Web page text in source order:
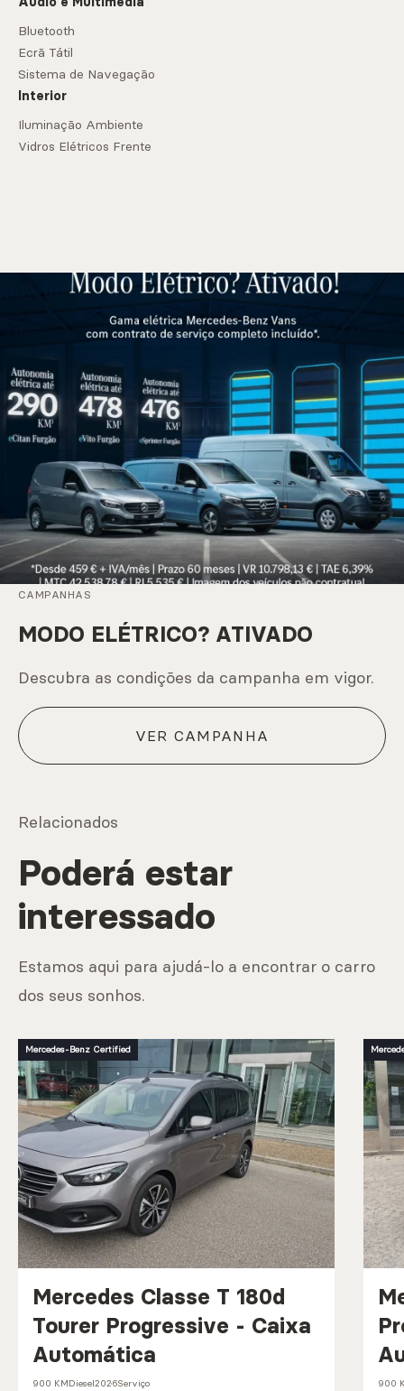
Bluetooth
Ecrã Tátil
Sistema de Navegação
Interior
Iluminação Ambiente
Vidros Elétricos Frente
CAMPANHAS
MODO ELÉTRICO? ATIVADO
Descubra as condições da campanha em vigor.
VER CAMPANHA
Relacionados
Poderá estar
interessado
Estamos aqui para ajudá-lo a encontrar o carro
dos seus sonhos.
Mercedes-Benz Certified
Mercedes Classe T 180d
Tourer Progressive - Caixa
Automática
900 KMDiesel2026Serviço 900